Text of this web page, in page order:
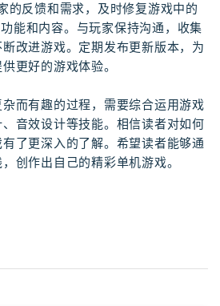
的反馈和需求，及时修复游戏中的
能和内容。与玩家保持沟通，收集
改进游戏。定期发布更新版本，为
更好的游戏体验。
而有趣的过程，需要综合运用游戏
音效设计等技能。相信读者对如何
了更深入的了解。希望读者能够通
创作出自己的精彩单机游戏。